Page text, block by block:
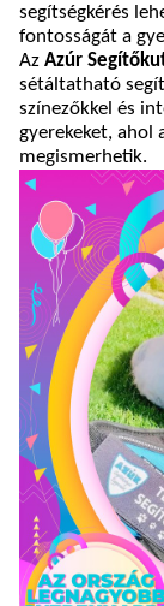
segítségkérés
fontosságát a
Az Azúr
sétáltatható
színezőkkel és
gyerekeket, ahol
megismerhetik.